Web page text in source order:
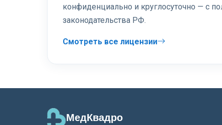
конфиденциально и круглосуточно — с
законодательства РФ.
Смотреть все лицензии
МедКвадро